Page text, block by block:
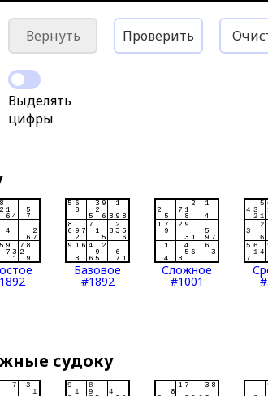
Вернуть Проверить
Выделять
цифры
Базовое
#1892
Сложное
#1001
судоку